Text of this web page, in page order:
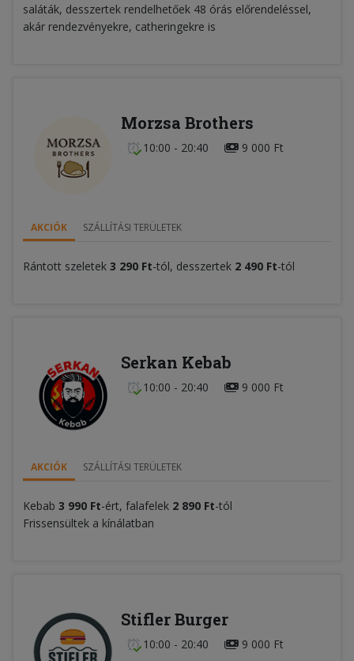
saláták, desszertek rendelhetőek 48 órás előrendeléssel,
akár rendezvényekre, catheringekre is
Morzsa Brothers
10:00 - 20:40 9 000 Ft
AKCIÓK SZÁLLÍTÁSI TERÜLETEK
Rántott szeletek 3 290 Ft-tól, desszertek 2 490 Ft-tól
Serkan Kebab
10:00 - 20:40 9 000 Ft
AKCIÓK SZÁLLÍTÁSI TERÜLETEK
Kebab 3 990 Ft-ért, falafelek 2 890 Ft-tól
Frissensültek a kínálatban
Stifler Burger
10:00 - 20:40 9 000 Ft